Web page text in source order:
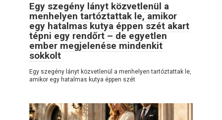
Egy szegény lányt közvetlenül a
menhelyen tartóztattak le, amikor
egy hatalmas kutya éppen szét akart
tépni egy rendőrt – de egyetlen
ember megjelenése mindenkit
sokkolt
Egy szegény lányt közvetlenül a menhelyen tartóztattak le,
amikor egy hatalmas kutya éppen szét